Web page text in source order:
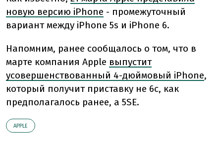
новую версию iPhone - промежуточный
вариант между iPhone 5s и iPhone 6.
Напомним, ранее сообщалось о том, что в
марте компания Apple выпустит
усовершенствованный 4-дюймовый iPhone,
который получит приставку не 6c, как
предполагалось ранее, а 5SE.
АPPLE